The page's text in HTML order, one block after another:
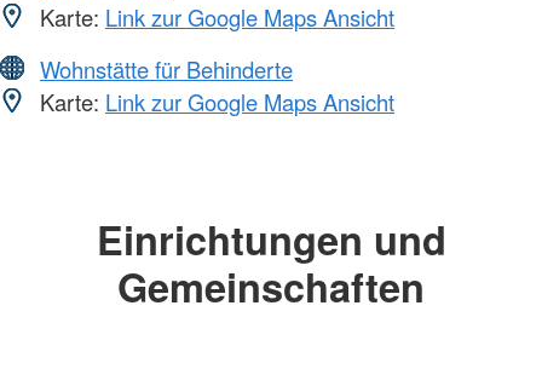
Karte: Link zur Google Maps Ansicht
Wohnstätte für Behinderte
Karte: Link zur Google Maps Ansicht
Einrichtungen und
Gemeinschaften